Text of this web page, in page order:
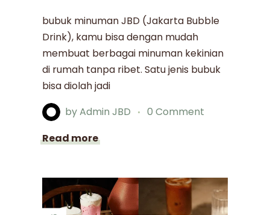
bubuk minuman JBD (Jakarta Bubble
Drink), kamu bisa dengan mudah
membuat berbagai minuman kekinian
di rumah tanpa ribet. Satu jenis bubuk
bisa diolah jadi
byAdmin JBD
0 Comment
Read more